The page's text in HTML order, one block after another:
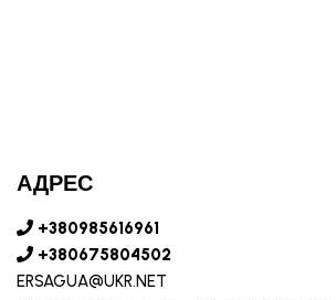
АДРЕС
+380985616961
+380675804502
ERSAGUA@UKR.NET